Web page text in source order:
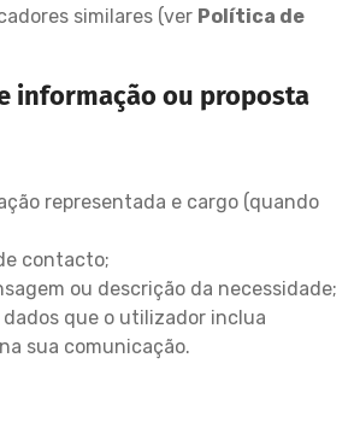
similares (ver Política de
informação ou proposta
representada e cargo (quando
contacto;
ou descrição da necessidade;
que o utilizador inclua
sua comunicação.